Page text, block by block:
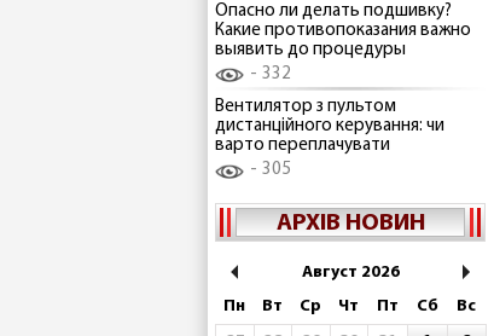
Опасно ли делать подшивку?
Какие противопоказания важно
выявить до процедуры
332
Вентилятор з пультом
дистанційного керування: чи
варто переплачувати
305
АРХІВ НОВИН
Август 2026
Пн
Вт Ср Чт Пт Сб
Вс